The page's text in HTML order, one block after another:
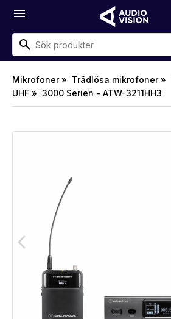
menu
Mikrofoner » Trådlösa mikrofoner »
UHF » 3000 Serien - ATW-3211HH3
arrow_back_ios